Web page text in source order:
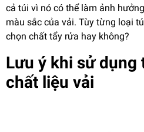
cả túi vì nó có thể làm ảnh
màu sắc của vải. Tùy từng loại
chọn chất tẩy rửa hay không?
Lưu ý khi sử dụng
chất liệu vải